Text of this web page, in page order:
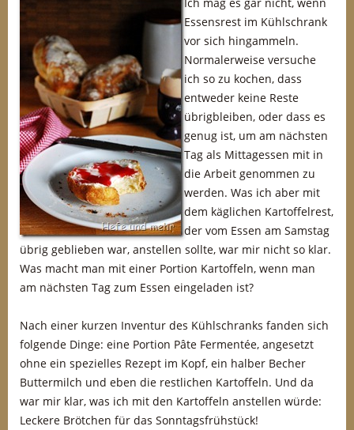
Essensrest im Kühlschrank
vor sich hingammeln.
Normalerweise versuche
ich so zu kochen, dass
entweder keine Reste
übrigbleiben, oder dass es
genug ist, um am nächsten
Tag als Mittagessen mit in
die Arbeit genommen zu
werden. Was ich aber mit
dem käglichen Kartoffelrest,
der vom Essen am Samstag
übrig geblieben war, anstellen sollte, war mir nicht so klar.
Was macht man mit einer Portion Kartoffeln, wenn man
am nächsten Tag zum Essen eingeladen ist?
Nach einer kurzen Inventur des Kühlschranks fanden sich
folgende Dinge: eine Portion Pâte Fermentée, angesetzt
ohne ein spezielles Rezept im Kopf, ein halber Becher
Buttermilch und eben die restlichen Kartoffeln. Und da
war mir klar, was ich mit den Kartoffeln anstellen würde:
Leckere Brötchen für das Sonntagsfrühstück!